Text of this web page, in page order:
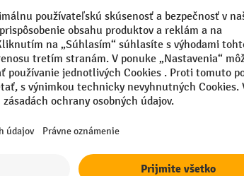
Rýchlosť lana, najvyššia poloha
Rýchlosť lana 1. Poloha
Segmentu
Vlastná hmotnosť